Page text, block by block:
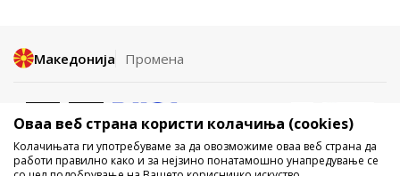
Македонија Промена
Оваа веб страна користи колачиња (cookies)
Колачињата ги употребуваме за да овозможиме оваа веб страна да
работи правилно како и за нејзино понатамошно унапредување се